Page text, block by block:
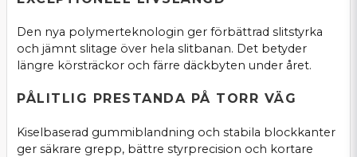
Den nya polymerteknologin ger förbättrad slitstyrka
och jämnt slitage över hela slitbanan. Det betyder
längre körsträckor och färre däckbyten under året.
PÅLITLIG PRESTANDA PÅ TORR VÄG
Kiselbaserad gummiblandning och stabila blockkanter
ger säkrare grepp, bättre styrprecision och kortare